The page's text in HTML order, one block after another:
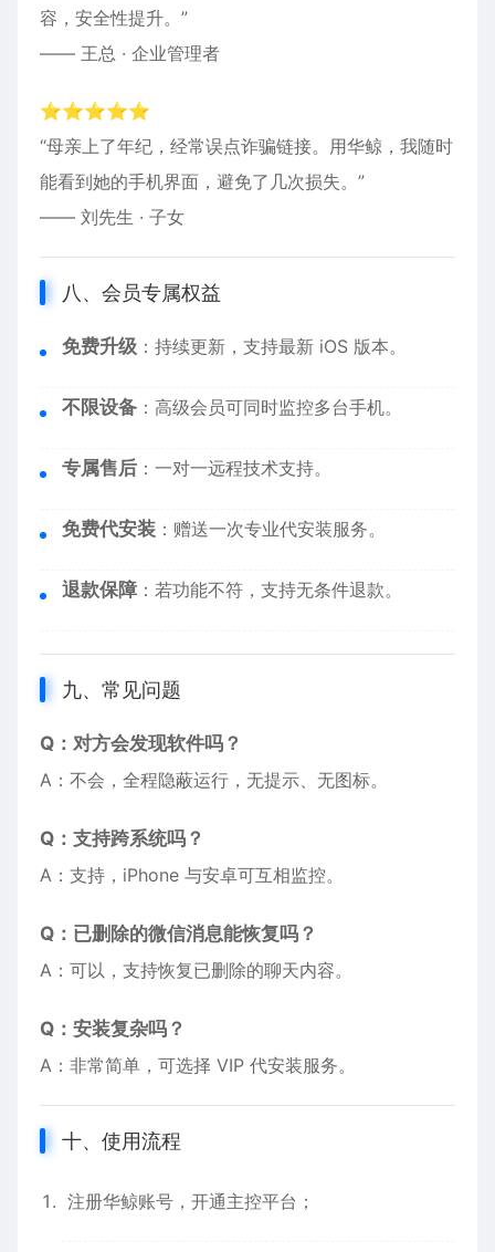
容，安全性提升。”
—— 王总 · 企业管理者
⭐⭐⭐⭐⭐
“母亲上了年纪，经常误点诈骗链接。用华鲸，我随时
能看到她的手机界面，避免了几次损失。”
—— 刘先生 · 子女
八、会员专属权益
免费升级 ：持续更新，支持最新 iOS 版本。
不限设备 ：高级会员可同时监控多台手机。
专属售后 ：一对一远程技术支持。
免费代安装 ：赠送一次专业代安装服务。
退款保障 ：若功能不符，支持无条件退款。
九、常见问题
Q：对方会发现软件吗？
A：不会，全程隐蔽运行，无提示、无图标。
Q：支持跨系统吗？
A：支持，iPhone 与安卓可互相监控。
Q：已删除的微信消息能恢复吗？
A：可以，支持恢复已删除的聊天内容。
Q：安装复杂吗？
A：非常简单，可选择 VIP 代安装服务。
十、使用流程
注册华鲸账号，开通主控平台；